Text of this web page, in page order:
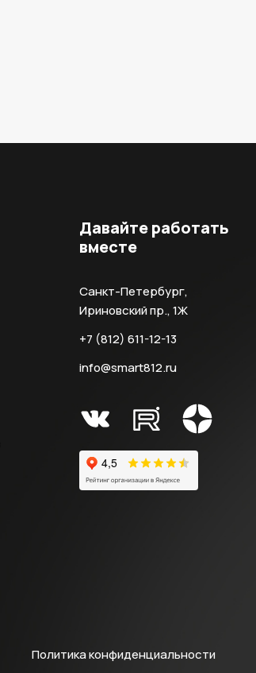
Давайте работать
вместе
Санкт-Петербург,
Ириновский пр., 1Ж
+7 (812) 611-12-13
info@smart812.ru
Политика конфиденциальности